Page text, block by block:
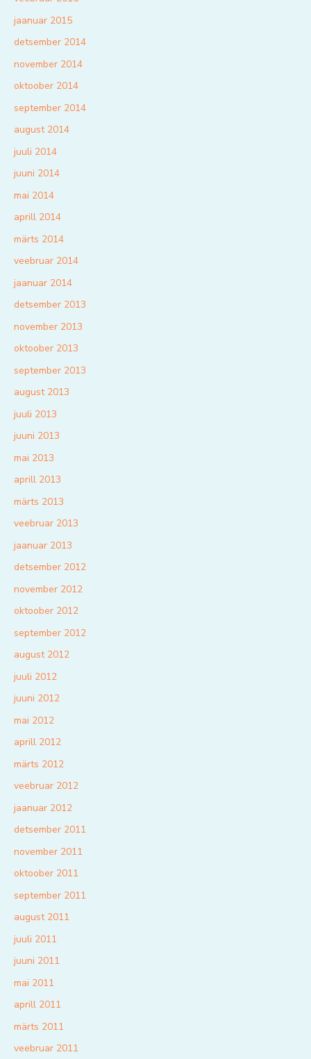
jaanuar 2015
detsember 2014
november 2014
oktoober 2014
september 2014
august 2014
juuli 2014
juuni 2014
mai 2014
aprill 2014
märts 2014
veebruar 2014
jaanuar 2014
detsember 2013
november 2013
oktoober 2013
september 2013
august 2013
juuli 2013
juuni 2013
mai 2013
aprill 2013
märts 2013
veebruar 2013
jaanuar 2013
detsember 2012
november 2012
oktoober 2012
september 2012
august 2012
juuli 2012
juuni 2012
mai 2012
aprill 2012
märts 2012
veebruar 2012
jaanuar 2012
detsember 2011
november 2011
oktoober 2011
september 2011
august 2011
juuli 2011
juuni 2011
mai 2011
aprill 2011
märts 2011
veebruar 2011